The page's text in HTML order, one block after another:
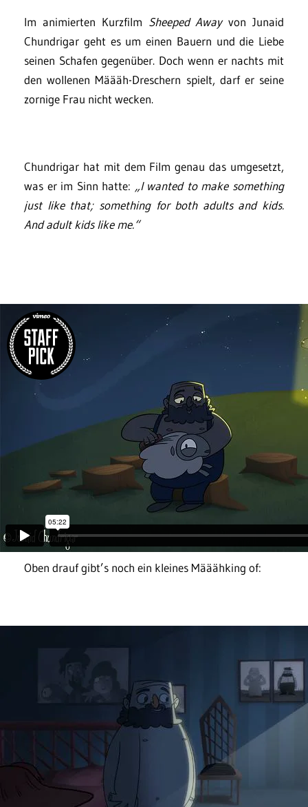
Im animierten Kurzfilm Sheeped Awayvon Junaid
Chundrigar geht es um einen Bauern und die Liebe
seinen Schafen gegenüber. Doch wenn er nachts mit
den wollenen Määäh-Dreschern spielt, darf er seine
zornige Frau nicht wecken.
Chundrigar hat mit dem Film genau das umgesetzt,
was er im Sinn hatte: „I wanted to make something
just like that; something for both adults and kids.
And adult kids like me.“
Oben drauf gibt’s noch ein kleines Määähking of: